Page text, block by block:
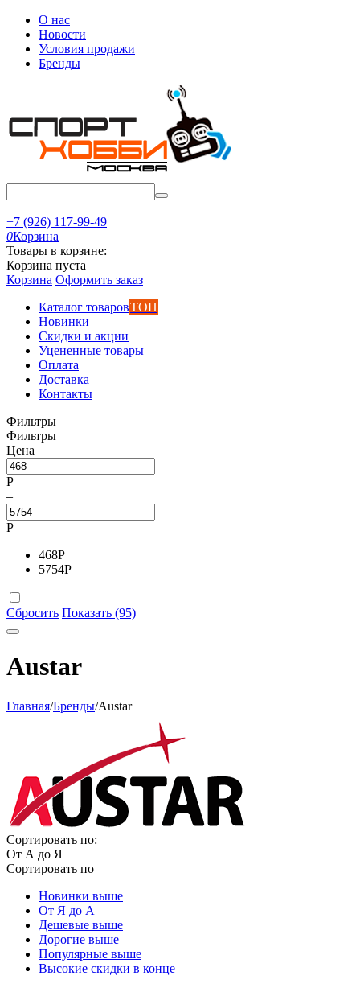
О нас
Новости
Условия продажи
Бренды
+7 (926) 117-99-49
0Корзина
Товары в корзине:
Корзина пуста
Корзина Оформить заказ
Каталог товаровТОП
Новинки
Скидки и акции
Уцененные товары
Оплата
Доставка
Контакты
Фильтры
Фильтры
Цена
Р
–
Р
468Р
5754Р
Сбросить Показать (95)
Austar
Главная/Бренды/Austar
Сортировать по:
От А до Я
Сортировать по
Новинки выше
От Я до А
Дешевые выше
Дорогие выше
Популярные выше
Высокие скидки в конце